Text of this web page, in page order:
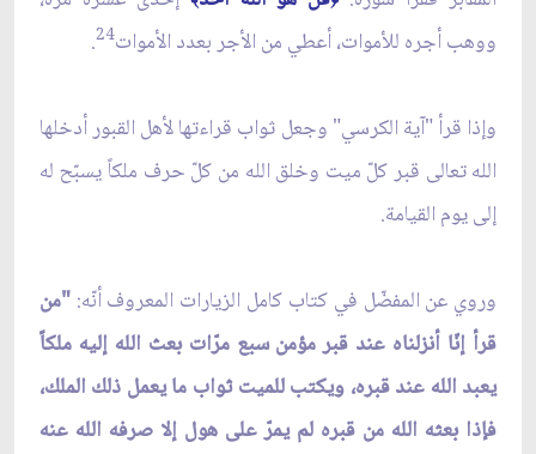
ووهب أجره للأموات، أعطي من الأجر بعدد الأموات24
.
وإذا قرأ "آية الكرسي" وجعل ثواب قراءتها لأهل القبور أدخلها
الله تعالى قبر كلّ ميت وخلق الله من كلّ حرف ملكاً يسبّح له
إلى يوم القيامة.
وروي عن المفضّل في كتاب كامل الزيارات المعروف أنّه:"من
قرأ إنّا أنزلناه عند قبر مؤمن سبع مرّات بعث الله إليه ملكاً
يعبد الله عند قبره، ويكتب للميت ثواب ما يعمل ذلك الملك،
فإذا بعثه الله من قبره لم يمرّ على هول إلا صرفه الله عنه